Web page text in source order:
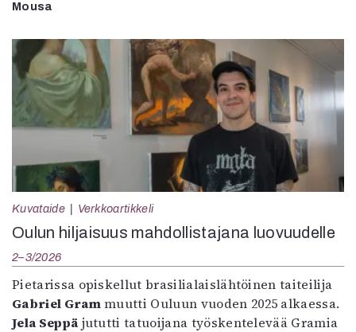
Mousa
Kuvataide Verkkoartikkeli
Oulun hiljaisuus mahdollistajana luovuudelle
2–3/2026
Pietarissa opiskellut brasilialaislähtöinen taiteilija
Gabriel Grammuutti Ouluun vuoden 2025 alkaessa.
Jela Seppä jututti tatuoijana työskentelevää Gramia